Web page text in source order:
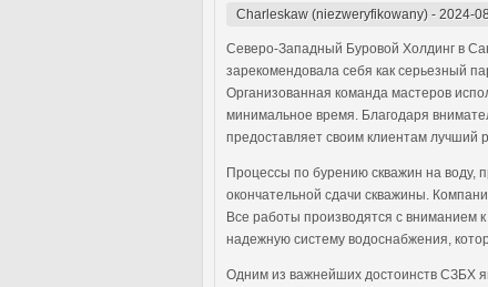
Charleskaw (niezweryfikowany) - 2024-
Северо-Западный Буровой Холдинг в
зарекомендовала себя как серьезный
Организованная команда мастеров
минимальное время. Благодаря
предоставляет своим клиентам лучший
Процессы по бурению скважин на воду,
окончательной сдачи скважины.
Все работы производятся с вниманием
надежную систему водоснабжения,
Одним из важнейших достоинств СЗБХ